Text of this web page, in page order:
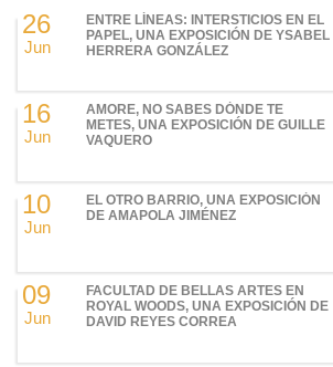
26
Jun
ENTRE LÍNEAS: INTERSTICIOS EN EL
PAPEL, UNA EXPOSICIÓN DE YSABEL
HERRERA GONZÁLEZ
16
Jun
AMORE, NO SABES DÓNDE TE
METES, UNA EXPOSICIÓN DE GUILLE
VAQUERO
10
Jun
EL OTRO BARRIO, UNA EXPOSICIÓN
DE AMAPOLA JIMÉNEZ
09
Jun
FACULTAD DE BELLAS ARTES EN
ROYAL WOODS, UNA EXPOSICIÓN DE
DAVID REYES CORREA